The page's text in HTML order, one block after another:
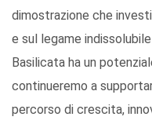
dimostrazione che
e sul legame
Basilicata ha un
continueremo a
percorso di crescita,